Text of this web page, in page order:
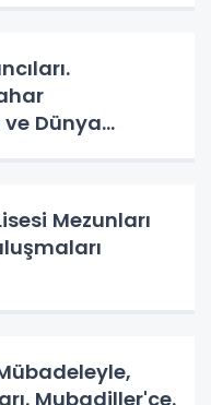
Dünya
Mezunları
Mubadiller'ce.